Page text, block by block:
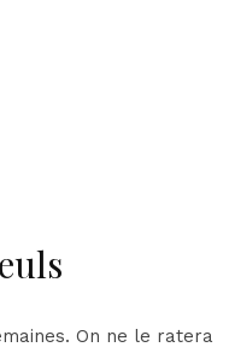
On ne le ratera